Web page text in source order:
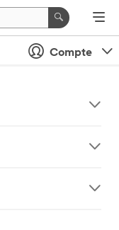
Compte